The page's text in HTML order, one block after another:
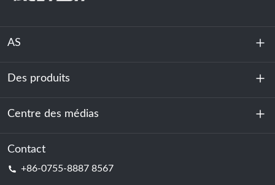
AS
À propos de nous
Durabilité
Des produits
Stockage d'énergie
Centre de données et salle des serveurs
Centre des médias
Nouvelles
Contact
+86-0755-8887 8567